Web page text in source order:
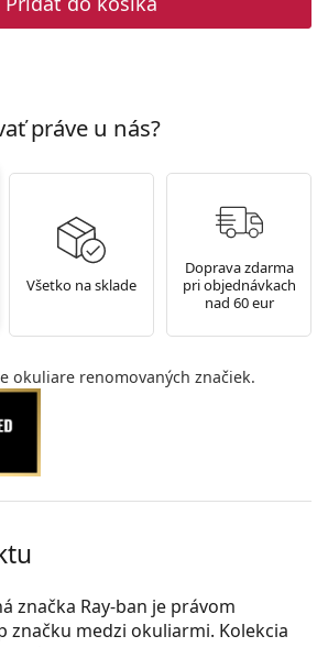
práve u nás?
Všetko na sklade
Doprava zdarma
pri objednávkach
nad 60 eur
okuliare renomovaných značiek.
značka Ray-ban je právom
značku medzi okuliarmi. Kolekcia